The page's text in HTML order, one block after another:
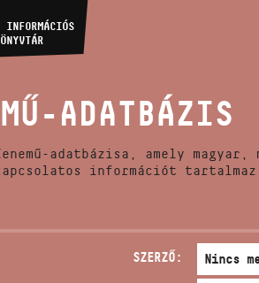
INFORMÁCIÓS
KÖNYVTÁR, ONLINE
ADATBÁZIS
adatbázisa, amely
információt
SZERZŐ: